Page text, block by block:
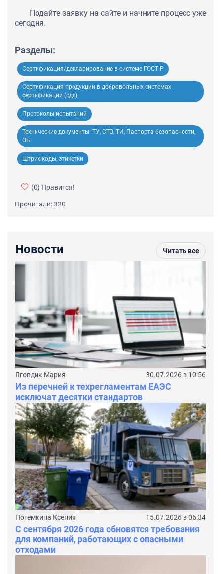
Подайте заявку на сайте и начните процесс уже
сегодня.
Разделы:
Сертификация/декларирование в системе ГОСТ Р
Сертификация продукции в добровольных системах
сертификации (сдс)
Протоколы испытаний
Технические документы: ТУ, СТО, ТИ, Паспорта безопасности,
ОБ
Штрих-коды, этикетки
(0) Нравится!
Прочитали: 320
Новости Читать все
Яговдик Мария 30.07.2026 в 10:56
Из перечней к техрегламентам ЕАЭС
исключат десятки стандартов
Потемкина Ксения 15.07.2026 в 06:34
С сентября 2026 года обновятся требования
для компаний, работающих с опасными
отходами